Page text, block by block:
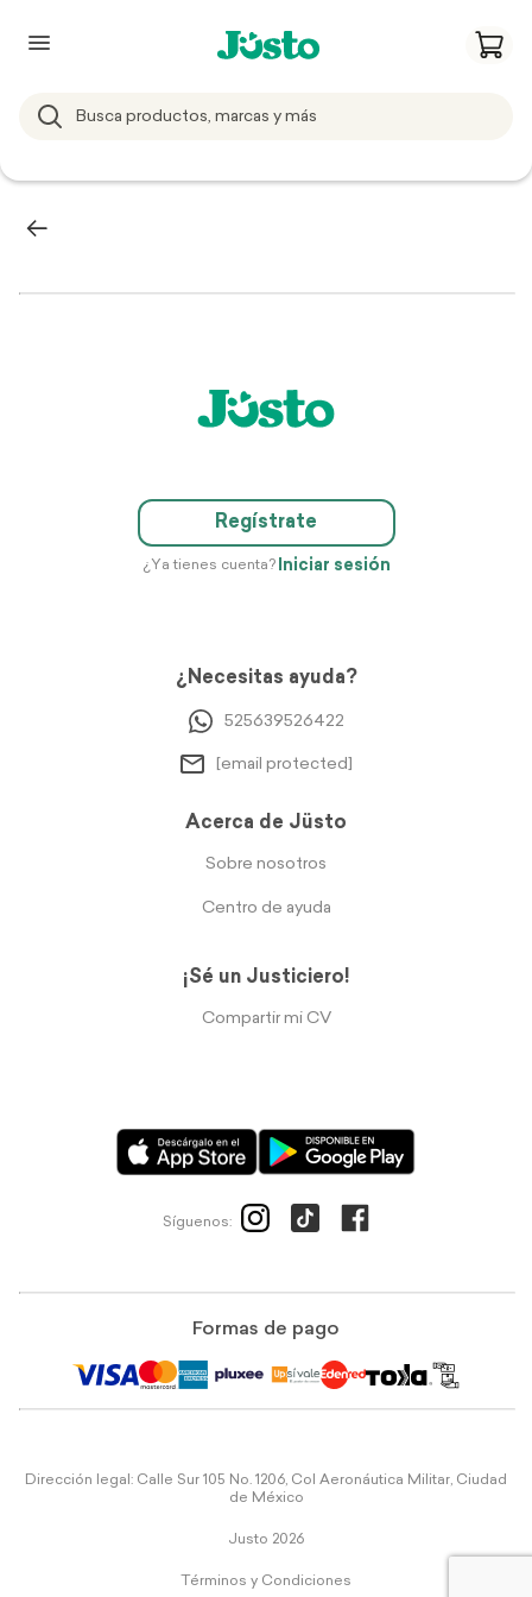
Regístrate
¿Ya tienes cuenta? Iniciar sesión
¿Necesitas ayuda?
525639526422
[email protected]
Acerca de Jüsto
Sobre nosotros
Centro de ayuda
¡Sé un Justiciero!
Compartir mi CV
Síguenos:
Formas de pago
Dirección legal: Calle Sur 105 No. 1206, Col Aeronáutica Militar, Ciudad
de México
Justo 2026
Términos y Condiciones